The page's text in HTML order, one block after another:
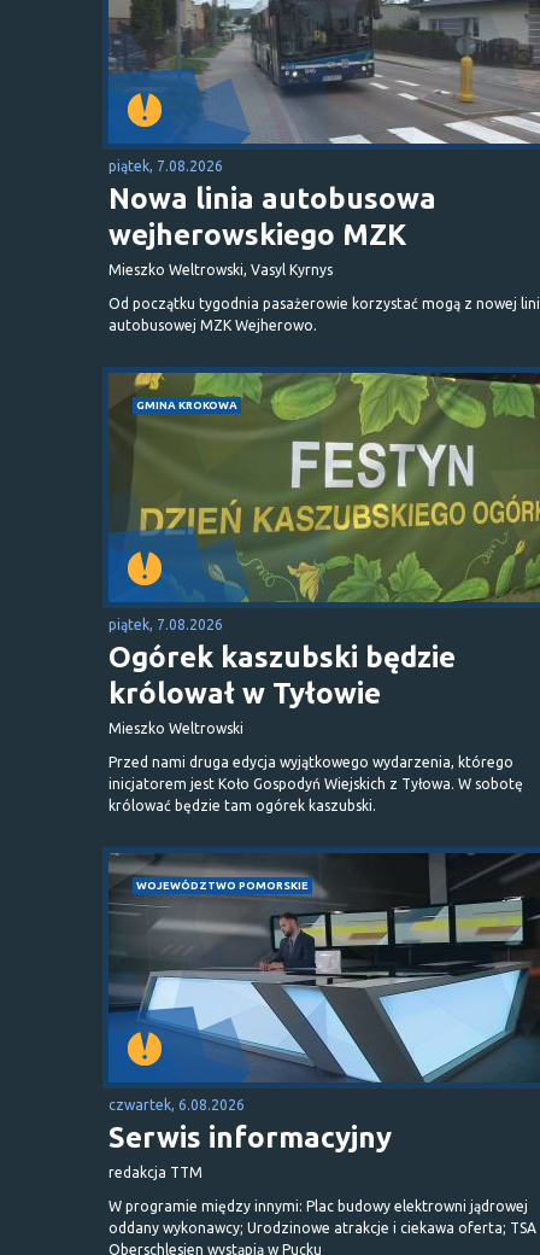
piątek, 7.08.2026
Nowa linia autobusowa
wejherowskiego MZK
Mieszko Weltrowski, Vasyl Kyrnys
Od początku tygodnia pasażerowie korzystać mogą z nowej
autobusowej MZK Wejherowo.
GMINA KROKOWA
piątek, 7.08.2026
Ogórek kaszubski będzie
królował w Tyłowie
Mieszko Weltrowski
Przed nami druga edycja wyjątkowego wydarzenia, którego
inicjatorem jest Koło Gospodyń Wiejskich z Tyłowa. W sobotę
królować będzie tam ogórek kaszubski.
WOJEWÓDZTWO POMORSKIE
czwartek, 6.08.2026
Serwis informacyjny
redakcja TTM
W programie między innymi: Plac budowy elektrowni jądrowej
oddany wykonawcy; Urodzinowe atrakcje i ciekawa oferta; TSA
Oberschlesien wystąpią w Pucku